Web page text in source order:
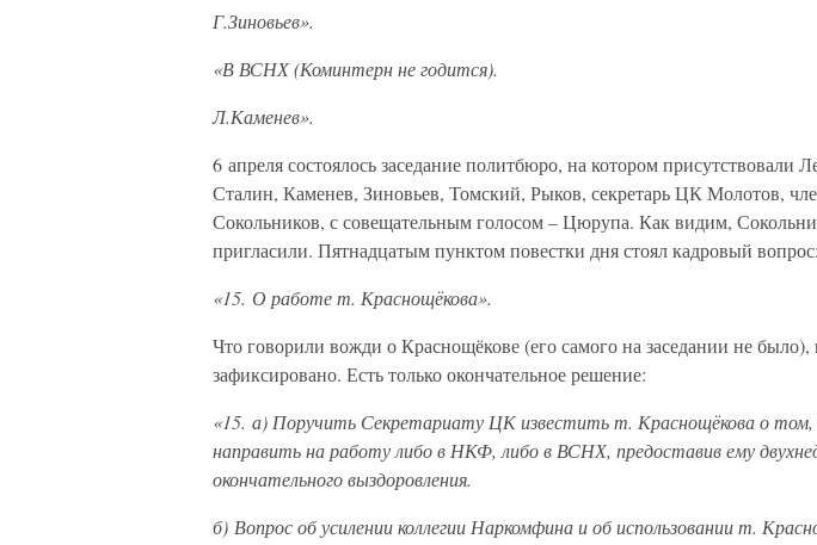
Г.Зиновьев».
«В ВСНХ (Коминтерн не годится).
Л.Каменев».
6 апреля состоялось заседание политбюро, на котором присутствовали
Сталин, Каменев, Зиновьев, Томский, Рыков, секретарь ЦК Молотов,
Сокольников, с совещательным голосом – Цюрупа. Как видим,
пригласили. Пятнадцатым пунктом повестки дня стоял кадровый вопрос:
«15. О работе т. Краснощёкова».
Что говорили вожди о Краснощёкове (его самого на заседании не было),
зафиксировано. Есть только окончательное решение:
«15. а) Поручить Секретариату ЦК известить т. Краснощёкова о том,
направить на работу либо в НКФ, либо в ВСНХ, предоставив ему
окончательного выздоровления.
б) Вопрос об усилении коллегии Наркомфина и об использовании т.